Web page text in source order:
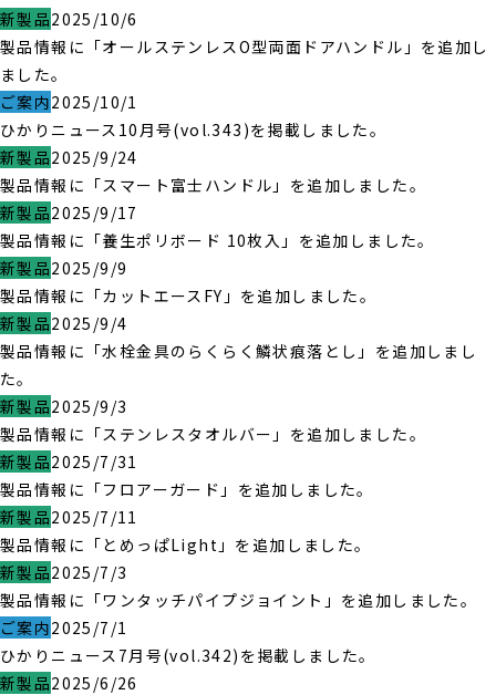
新製品2025/10/6
製品情報に「オールステンレスO型両面ドアハンドル」を追加し
ました。
ご案内2025/10/1
ひかりニュース10月号(vol.343)を掲載しました。
新製品2025/9/24
製品情報に「スマート富士ハンドル」を追加しました。
新製品2025/9/17
製品情報に「養生ポリボード 10枚入」を追加しました。
新製品2025/9/9
製品情報に「カットエースFY」を追加しました。
新製品2025/9/4
製品情報に「水栓金具のらくらく鱗状痕落とし」を追加しまし
た。
新製品2025/9/3
製品情報に「ステンレスタオルバー」を追加しました。
新製品2025/7/31
製品情報に「フロアーガード」を追加しました。
新製品2025/7/11
製品情報に「とめっぱLight」を追加しました。
新製品2025/7/3
製品情報に「ワンタッチパイプジョイント」を追加しました。
ご案内2025/7/1
ひかりニュース7月号(vol.342)を掲載しました。
新製品2025/6/26